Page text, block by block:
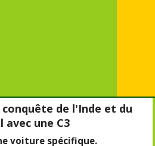
de l'Inde et du
avec une C3
voiture spécifique.